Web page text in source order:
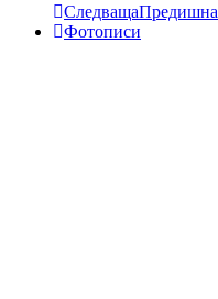
СледващаПредишна
Фотописи